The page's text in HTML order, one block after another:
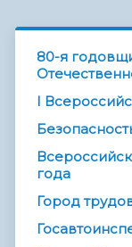
80-я
I
года
Город